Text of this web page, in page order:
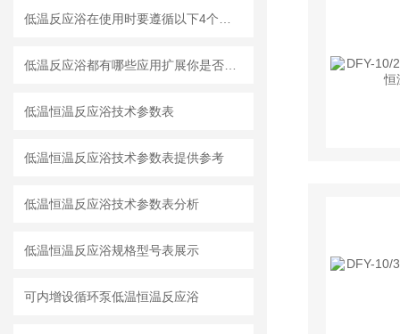
低温恒温反应浴技术参数表
低温恒温反应浴技术参数表提供参考
低温恒温反应浴技术参数表分析
低温恒温反应浴规格型号表展示
可内增设循环泵低温恒温反应浴